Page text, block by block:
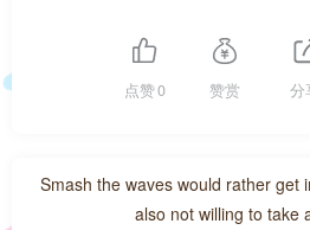
点赞0 赞赏 分
Smash the waves would rather get
also not willing to take